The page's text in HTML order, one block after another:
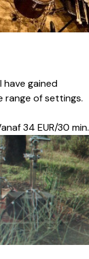
have gained
range of settings.
34 EUR/30 min.